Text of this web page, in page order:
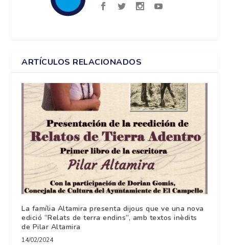
ARTÍCULOS RELACIONADOS
La família Altamira presenta dijous que ve una nova
edició “Relats de terra endins”, amb textos inèdits
de Pilar Altamira
14/02/2024